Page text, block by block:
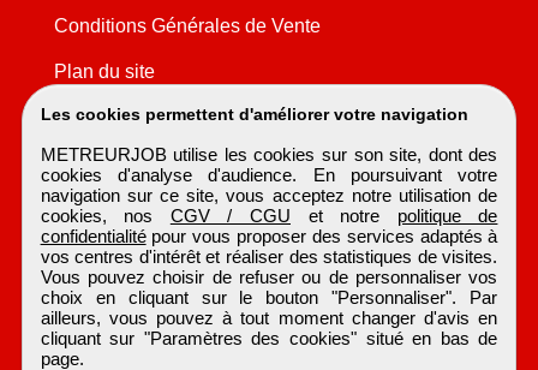
Les cookies permettent d'améliorer votre navigation
METREURJOB utilise les cookies sur son site, dont des
cookies d'analyse d'audience. En poursuivant votre
navigation sur ce site, vous acceptez notre utilisation de
cookies, nos CGV / CGU et notre politique de
confidentialitépour vous proposer des services adaptés à
vos centres d'intérêt et réaliser des statistiques de visites.
Vous pouvez choisir de refuser ou de personnaliser vos
choix en cliquant sur le bouton "Personnaliser". Par
ailleurs, vous pouvez à tout moment changer d'avis en
cliquant sur "Paramètres des cookies" situé en bas de
page.
Conditions Générales de Vente
Plan du site